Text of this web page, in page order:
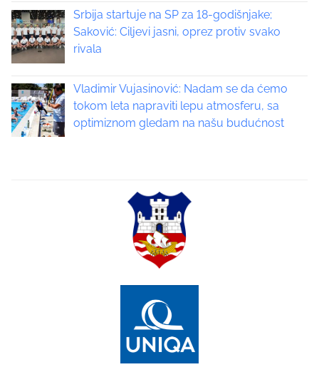
i
g
a
t
Srbija startuje na SP za 18-godišnjake;
Saković: Ciljevi jasni, oprez protiv svako
rivala
Vladimir Vujasinović: Nadam se da ćemo
tokom leta napraviti lepu atmosferu, sa
optimiznom gledam na našu budućnost